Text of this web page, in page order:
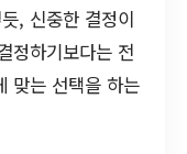
, 신중한 결정이
정하기보다는 전
맞는 선택을 하는